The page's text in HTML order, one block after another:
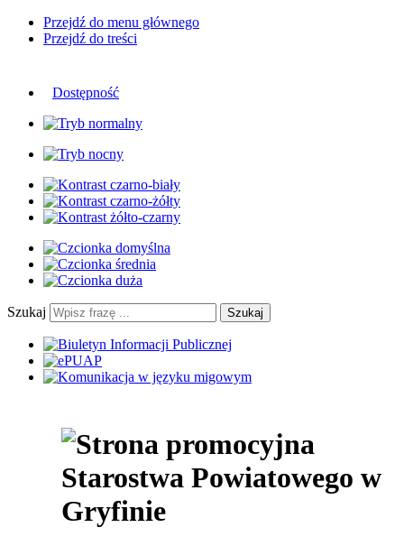
Przejdź do menu głównego
Przejdź do treści
Dostępność
Szukaj Szukaj